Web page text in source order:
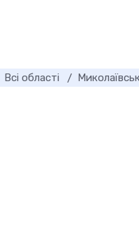
Всі області